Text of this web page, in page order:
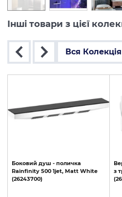
Інші товари з цієї
Вся Колекція
Боковий душ - поличка
Rainfinity 500 1jet, Matt White
(26243700)
з